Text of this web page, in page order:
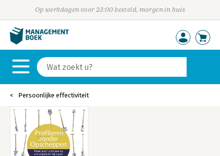
Op werkdagen voor 23:00 besteld, morgen in huis
Persoonlijke effectiviteit